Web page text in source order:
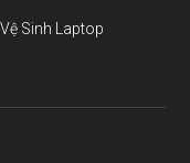
Sinh Laptop